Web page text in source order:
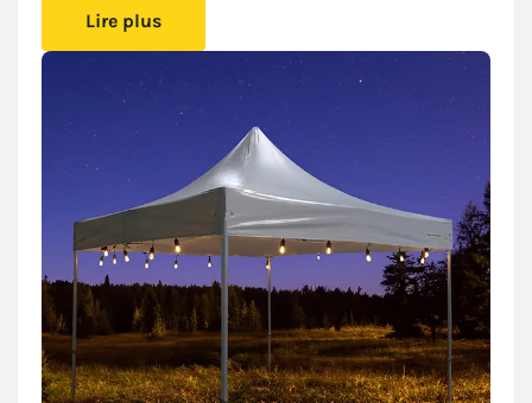
barnum, en comptant
barnum de taille 3x3m. Chaque guirlande possède un
connecteur d’alimentation et un connecteur pour le
relier à une autre guirlande. Chaque set contient
ampoules de 2 watts
, pour un total de 20 watts par
guirlande, plus 2 ampoules de rechange.
Les ampoules à culot E27 LED
sont en plastique
polycarbonate pourune meilleure résistance et
durabilité. Elles possèdent un éclairage puissant mais
consomment moins que les ampoules standard type
tungstène. Les filaments produisent une lumière
blanche chaude très agréable.
Dessangles d’attaches en Nylon avec velcrosont
Lire plus